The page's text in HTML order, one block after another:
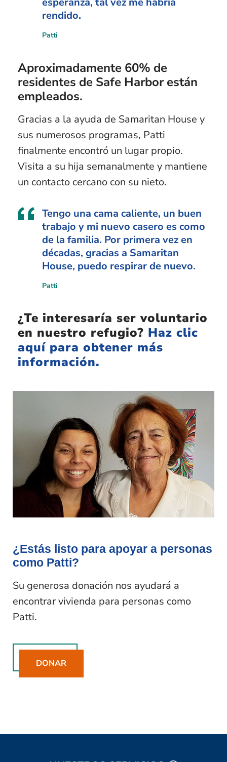
rendido.
Patti
Aproximadamente 60% de
residentes de Safe Harbor están
empleados.
Gracias a la ayuda de Samaritan House y
sus numerosos programas, Patti
finalmente encontró un lugar propio.
Visita a su hija semanalmente y mantiene
un contacto cercano con su nieto.
Tengo una cama caliente, un buen
trabajo y mi nuevo casero es como
de la familia. Por primera vez en
décadas, gracias a Samaritan
House, puedo respirar de nuevo.
Patti
¿Te interesaría ser voluntario
en nuestro refugio? Haz clic
aquí para obtener más
información.
¿Estás listo para apoyar a personas
como Patti?
Su generosa donación nos ayudará a
encontrar vivienda para personas como
Patti.
DONAR